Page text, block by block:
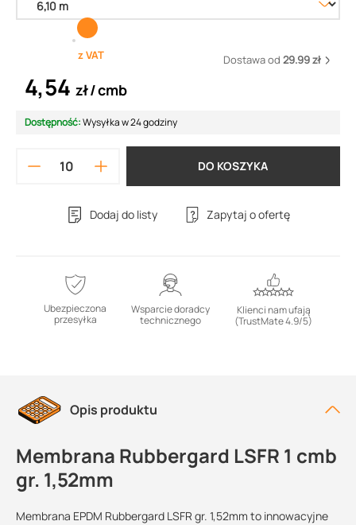
z VAT Dostawa od 29.99 zł
4,54 zł cmb
Dostępność:Wysyłka w 24 godziny
DO KOSZYKA
Dodaj do listy Zapytaj o ofertę
Ubezpieczona
przesyłka
Wsparcie doradcy
technicznego
Klienci nam ufają
(TrustMate 4.9/5)
Opis produktu
Membrana Rubbergard LSFR 1 cmb
gr. 1,52mm
Membrana EPDM Rubbergard LSFR gr. 1,52mm to innowacyjne